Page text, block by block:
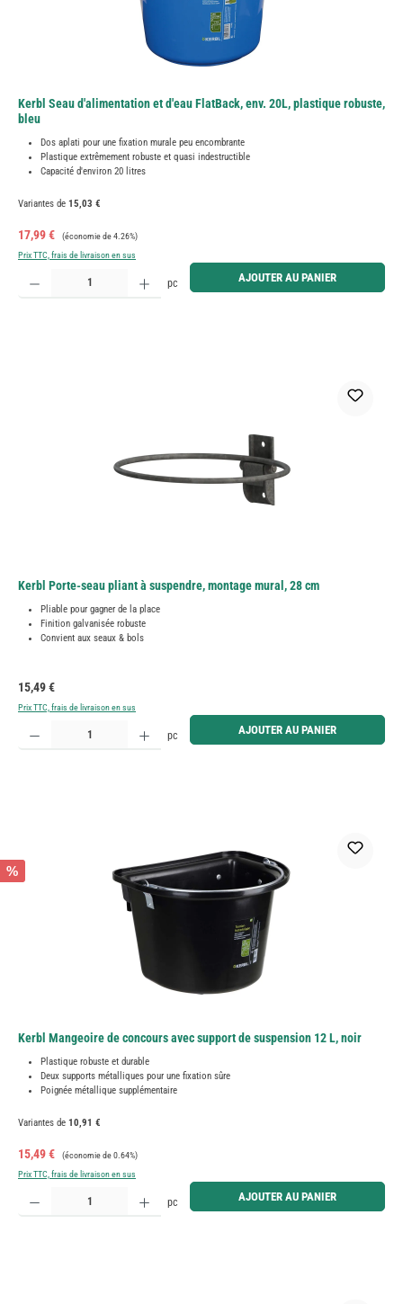
Kerbl Seau d'alimentation et d'eau FlatBack, env. 20L, plastique robuste,
bleu
Dos aplati pour une fixation murale peu encombrante
Plastique extrêmement robuste et quasi indestructible
Capacité d'environ 20 litres
Variantes de 15,03 €
Prix de vente :
17,99 € Prix régulier :
(économie de 4.26%)
Prix TTC, frais de livraison en sus
Quantité de produit : Entrez la quantité souhaitée ou utilisez les boutons pour augmenter ou
pc AJOUTER AU PANIER
Kerbl Porte-seau pliant à suspendre, montage mural, 28 cm
Pliable pour gagner de la place
Finition galvanisée robuste
Convient aux seaux & bols
Prix régulier :
15,49 €
Prix TTC, frais de livraison en sus
Quantité de produit : Entrez la quantité souhaitée ou utilisez les boutons pour augmenter ou
pc AJOUTER AU PANIER
%
Kerbl Mangeoire de concours avec support de suspension 12 L, noir
Plastique robuste et durable
Deux supports métalliques pour une fixation sûre
Poignée métallique supplémentaire
Variantes de 10,91 €
Prix de vente :
15,49 € Prix régulier :
(économie de 0.64%)
Prix TTC, frais de livraison en sus
Quantité de produit : Entrez la quantité souhaitée ou utilisez les boutons pour augmenter ou
pc AJOUTER AU PANIER